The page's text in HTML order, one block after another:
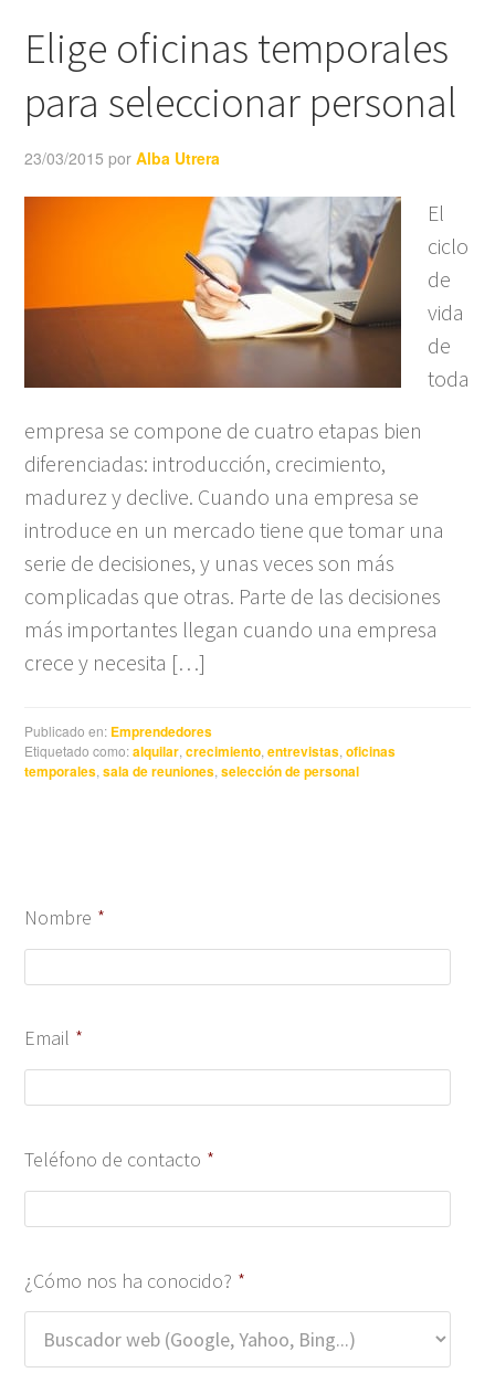
Elige oficinas temporales
para seleccionar personal
23/03/2015 porAlba Utrera
El
ciclo
de
vida
de
toda
empresa se compone de cuatro etapas bien
diferenciadas: introducción, crecimiento,
madurez y declive. Cuando una empresa se
introduce en un mercado tiene que tomar una
serie de decisiones, y unas veces son más
complicadas que otras. Parte de las decisiones
más importantes llegan cuando una empresa
crece y necesita […]
Publicado en: Emprendedores
Etiquetado como:alquilar ,crecimiento ,entrevistas ,oficinas
temporales ,sala de reuniones ,selección de personal
Nombre *
Email *
Teléfono de contacto *
¿Cómo nos ha conocido? *